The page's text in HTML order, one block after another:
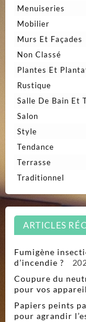
Menuiseries
Mobilier
Murs Et Façades
Non Classé
Plantes Et
Rustique
Salle De Bain Et
Salon
Style
Tendance
Terrasse
Traditionnel
ARTICLES
Fumigène
d’incendie ?
Coupure du
pour vos
Papiers peints
pour agrandir